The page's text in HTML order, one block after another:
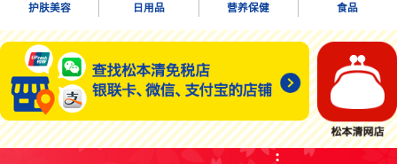
护肤美容 日用品 营养保健 食品